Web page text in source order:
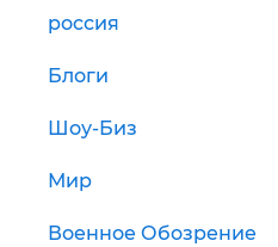
россия
Блоги
Шоу-Биз
Мир
Военное Обозрение